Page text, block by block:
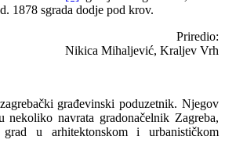
1878 sgrada dodje pod krov.
Priredio:
Nikica Mihaljević, Kraljev Vrh
građevinski poduzetnik. Njegov
nekoliko navrata gradonačelnik Zagreba,
u arhitektonskom i urbanističkom